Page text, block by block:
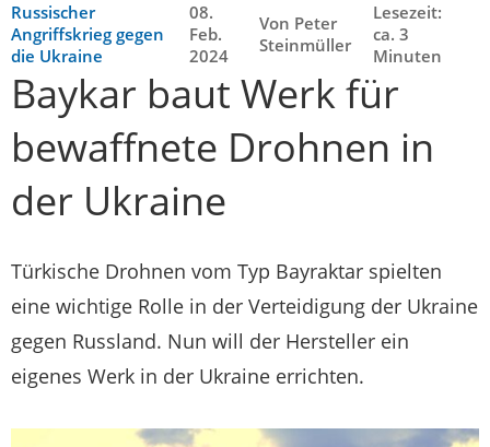
Russischer
Angriffskrieg gegen
die Ukraine
08.
Feb.
2024
Von Peter
Steinmüller
Lesezeit:
ca. 3
Minuten
Baykar baut Werk für
bewaffnete Drohnen in
der Ukraine
Türkische Drohnen vom Typ Bayraktar spielten
eine wichtige Rolle in der Verteidigung der Ukraine
gegen Russland. Nun will der Hersteller ein
eigenes Werk in der Ukraine errichten.